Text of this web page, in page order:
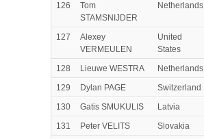
126
Tom
STAMSNIJDER
Netherlands
127
Alexey
VERMEULEN
United
States
128 Lieuwe WESTRA Netherlands
129
Dylan PAGE Switzerland
130
Gatis SMUKULIS Latvia
131
Peter VELITS Slovakia